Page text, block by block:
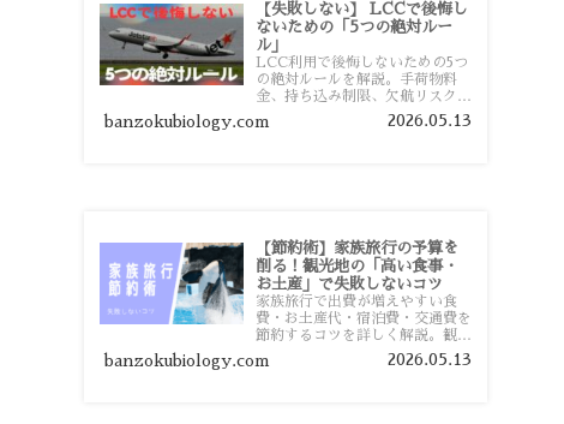
【失敗しない】 LCCで後悔し
ないための「5つの絶対ルー
ル」
LCC利用で後悔しないための5つ
の絶対ルールを解説。手荷物料
金、持ち込み制限、欠航リスク、
時間厳守など、格安航空会社を利
用する前に知っておきたい注意点
banzokubiology.com 2026.05.13
【節約術】家族旅行の予算を
削る！観光地の「高い食事・
お土産」で失敗しないコツ
家族旅行で出費が増えやすい食
費・お土産代・宿泊費・交通費を
節約するコツを詳しく解説。観光
地価格を避ける方法や、早割・ス
ーパー活用術、予算管理のポイン
banzokubiology.com 2026.05.13